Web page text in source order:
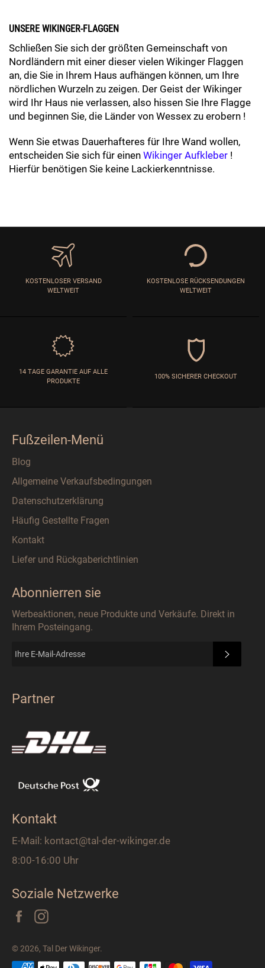
UNSERE WIKINGER-FLAGGEN
Schließen Sie sich der größten Gemeinschaft von
Nordländern mit einer dieser vielen Wikinger Flaggen
an, die Sie in Ihrem Haus aufhängen können, um Ihre
nördlichen Wurzeln zu zeigen. Der Geist der Wikinger
wird Ihr Haus nie verlassen, also hissen Sie Ihre Flagge
und beginnen Sie, die Länder von Wessex zu erobern !
Wenn Sie etwas Dauerhafteres für Ihre Wand wollen,
entscheiden Sie sich für einen Wikinger Aufkleber !
Hierfür benötigen Sie keine Lackierkenntnisse.
KOSTENLOSER VERSAND
WELTWEIT
KOSTENLOSE RÜCKSENDUNGEN
WELTWEIT
14 TAGE GARANTIE AUF ALLE
PRODUKTE
100% SICHERER CHECKOUT
Fußzeilen-Menü
Blog
Allgemeine Verkaufsbedingungen
Datenschutzerklärung
Häufig Gestellte Fragen
Kontakt
Liefer und Rückgaberichtlinien
Abonnierren sie
Werbeaktionen, neue Produkte und Verkäufe. Direkt in
Ihrem Posteingang.
Partner
Kontakt
E-Mail: kontact@tal-der-wikinger.de
8:00-16:00 Uhr
Soziale Netzwerke
Facebook
© 2026, Tal Der Wikinger.
Zahlungsarten